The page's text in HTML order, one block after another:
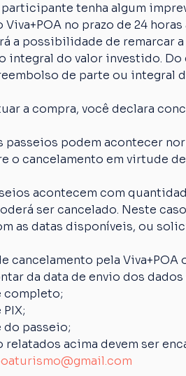
participante tenha algum
no prazo de 24
a possibilidade de remarcar
integral do valor investido.
de parte ou integral
a compra, você declara
passeios podem acontecer
o cancelamento em virtude
acontecem com
ser cancelado. Neste
as datas disponíveis, ou
cancelamento pela
da data de envio dos dados
completo;
PIX;
do passeio;
relatados acima devem ser